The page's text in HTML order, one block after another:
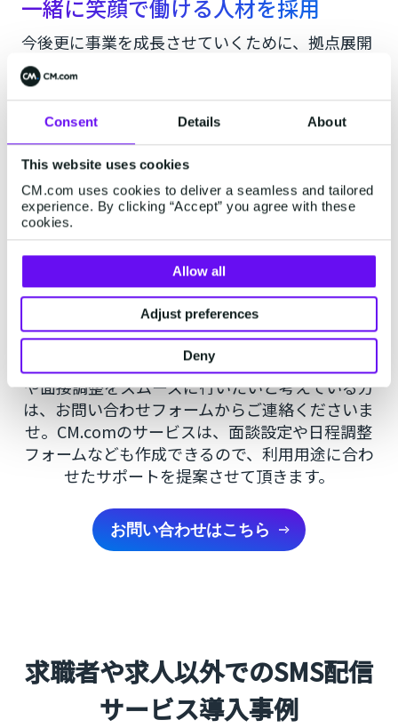
Consent Details About
This website uses cookies
CM.com uses cookies to deliver a seamless and tailored
experience. By clicking “Accept” you agree with these
cookies.
Allow all
Adjust preferences
Deny
一緒に笑顔で働ける人材を採用
今後更に事業を成長させていくために、拠点展開
を積極的に行っていますので、全国の各地で活躍
できる社員を採用し、事業を拡大していく計画で
その上で応募者とSMSでコンタクトを取ることは
欠かせないので、今後も活用していきたいと思い
ます。
初期費用・月額費用0円から始
められる！
人事・採用担当者でSMS配信を活用し、初回連絡
や面接調整をスムーズに行いたいと考えている方
は、お問い合わせフォームからご連絡くださいま
せ。CM.comのサービスは、面談設定や日程調整
フォームなども作成できるので、利用用途に合わ
せたサポートを提案させて頂きます。
お問い合わせはこちら
求職者や求人以外でのSMS配信
サービス導入事例